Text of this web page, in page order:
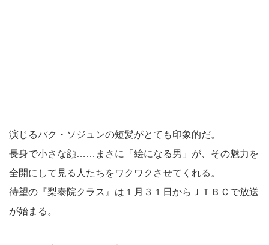
演じるパク・ソジュンの短髪がとても印象的だ。
長身で小さな顔……まさに「絵になる男」が、その魅力を
全開にして見る人たちをワクワクさせてくれる。
待望の『梨泰院クラス』は１月３１日からＪＴＢＣで放送
が始まる。